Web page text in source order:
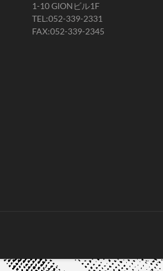
1-10 GIONビル1F
TEL:052-339-2331
FAX:052-339-2345